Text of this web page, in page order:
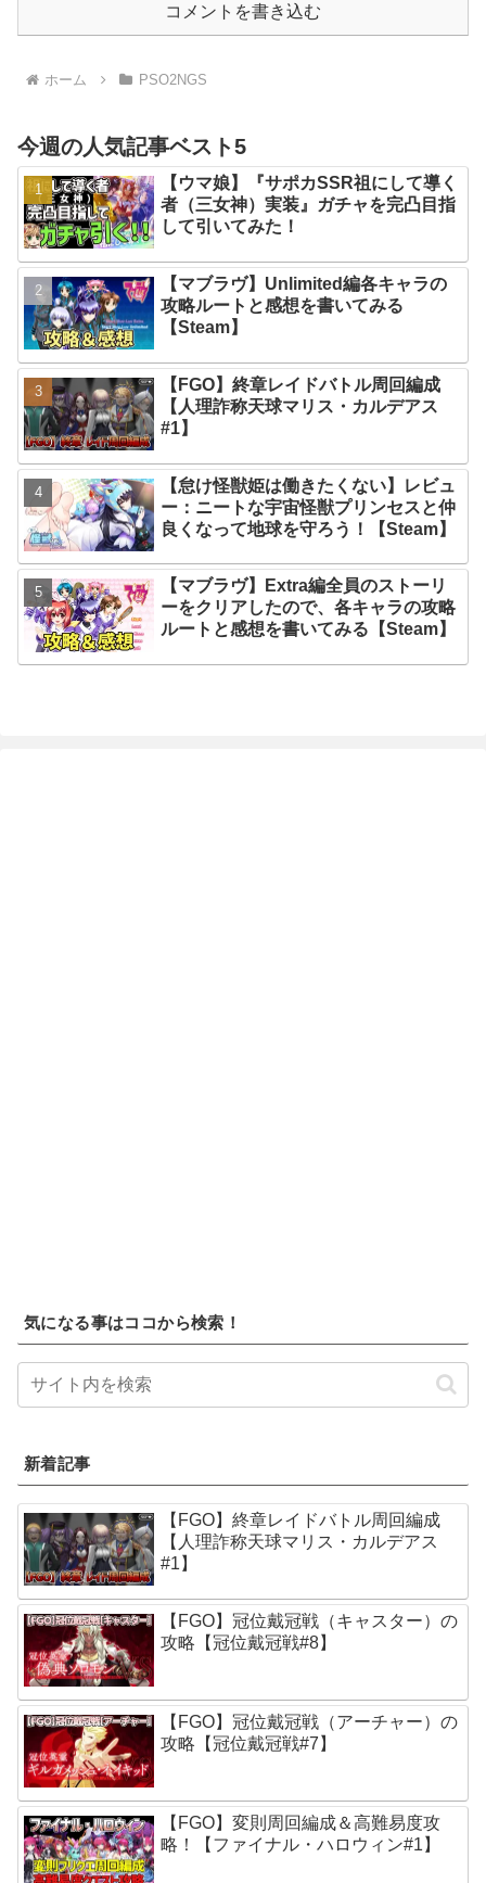
コメントを書き込む
ホーム PSO2NGS
今週の人気記事ベスト5
【ウマ娘】『サポカSSR祖にして導く
者（三女神）実装』ガチャを完凸目指
して引いてみた！
【マブラヴ】Unlimited編各キャラの
攻略ルートと感想を書いてみる
【Steam】
【FGO】終章レイドバトル周回編成
【人理詐称天球マリス・カルデアス
#1】
【怠け怪獣姫は働きたくない】レビュ
ー：ニートな宇宙怪獣プリンセスと仲
良くなって地球を守ろう！【Steam】
【マブラヴ】Extra編全員のストーリ
ーをクリアしたので、各キャラの攻略
ルートと感想を書いてみる【Steam】
気になる事はココから検索！
新着記事
【FGO】終章レイドバトル周回編成
【人理詐称天球マリス・カルデアス
#1】
【FGO】冠位戴冠戦（キャスター）の
攻略【冠位戴冠戦#8】
【FGO】冠位戴冠戦（アーチャー）の
攻略【冠位戴冠戦#7】
【FGO】変則周回編成＆高難易度攻
略！【ファイナル・ハロウィン#1】